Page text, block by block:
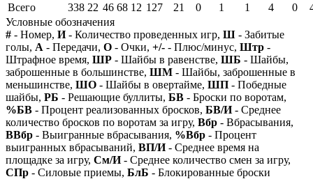
Всего
338 22 46 68 12 127 21 0 1 1 4 0
Условные обозначения
# - Номер, И- Количество проведенных игр, Ш - Забитые
голы, А - Передачи, О - Очки, +/- - Плюс/минус, Штр -
Штрафное время, ШР - Шайбы в равенстве, ШБ - Шайбы,
заброшенные в большинстве, ШМ - Шайбы, заброшенные в
меньшинстве, ШО - Шайбы в овертайме, ШП - Победные
шайбы, РБ - Решающие буллиты, БВ - Броски по воротам,
%БВ - Процент реализованных бросков, БВ/И- Среднее
количество бросков по воротам за игру, Вбр - Вбрасывания,
ВВбр - Выигранные вбрасывания, %Вбр - Процент
выигранных вбрасываний, ВП/И- Среднее время на
площадке за игру, См/И- Среднее количество смен за игру,
СПр - Силовые приемы, БлБ - Блокированные броски